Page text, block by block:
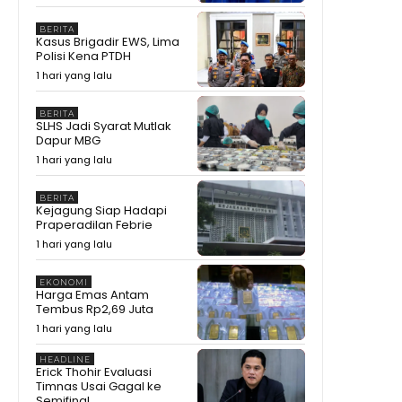
Siap-Siap Ganti Gas 3 Kg! BRIN
Pamer Gas ANG, Lebih Awet dan
Hemat
15:25
Ahli Presiden Bicara APBN, Hakim
MK Soroti Batas Logika Politik
Ahli Presiden Dicecar Hakim MK
Soal Arah APBN untuk Daerah
Ekonomi Melejit 34,17%, Tapi
Gubernur Sherly Tanya Apakah
Maatnya Sampai ke Rakyat?
12:37
Bikin Amran Salut! Banyak
Maba Undip Ternyata Sudah
Jadi Bibit Pengusaha
15:02
Bagaimana Rasanya?
Prabowo Cicipi Kripik Ubi Ungu
di Stand BRIN
08:43
Tak Disangka! Gegara dengar
Curhat Mahasiswa, Mentan
Amran Langsung Telepon
Bulog
09:22
Mengapa Mentan Amran
BERITA
Kasus Brigadir EWS, Lima
Polisi Kena PTDH
1 hari yang lalu
BERITA
SLHS Jadi Syarat Mutlak
Dapur MBG
1 hari yang lalu
BERITA
Kejagung Siap Hadapi
Praperadilan Febrie
1 hari yang lalu
EKONOMI
Harga Emas Antam
Tembus Rp2,69 Juta
1 hari yang lalu
HEADLINE
Erick Thohir Evaluasi
Timnas Usai Gagal ke